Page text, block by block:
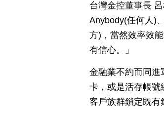
台灣金控董事長
Anybody(任何人)
方)，當然效率效
有信心。」
金融業不約而同進
卡，或是活存帳號
客戶族群鎖定既有